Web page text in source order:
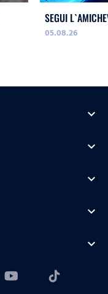
SEGUI
05.08.26
expand_more
expand_more
expand_more
expand_more
expand_more